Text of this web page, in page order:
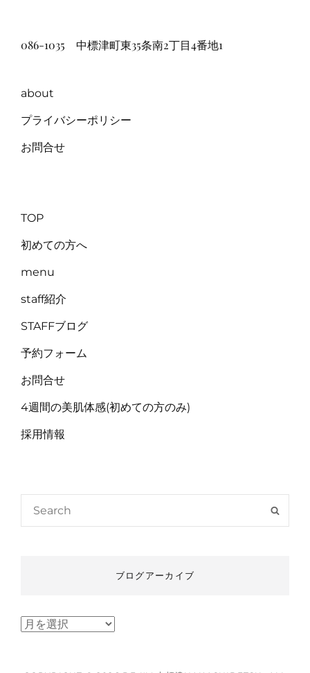
086-1035 中標津町東35条南2丁目4番地1
about
プライバシーポリシー
お問合せ
TOP
初めての方へ
menu
staff紹介
STAFFブログ
予約フォーム
お問合せ
4週間の美肌体感(初めての方のみ)
採用情報
Search
ブログアーカイブ
ブ